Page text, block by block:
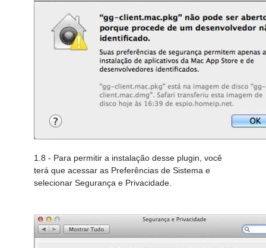
1.8 - Para permitir a instalação desse plugin, você
terá que acessar as Preferências de Sistema e
selecionar Segurança e Privacidade.